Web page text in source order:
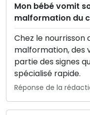
Mon bébé vomit
malformation du
Chez le
malformation, des
partie des signes
spécialisé rapide.
Réponse de la